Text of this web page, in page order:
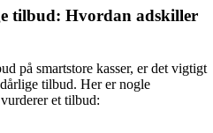
tilbud: Hvordan adskiller
på smartstore kasser, er det vigtigt
tilbud. Her er nogle
et tilbud: